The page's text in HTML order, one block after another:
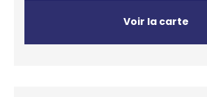
Voir la carte